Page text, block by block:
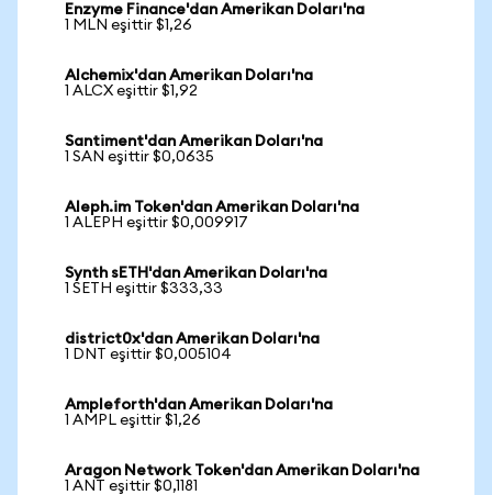
Enzyme Finance'dan Amerikan Doları'na
1 MLN eşittir $1,26
Alchemix'dan Amerikan Doları'na
1 ALCX eşittir $1,92
Santiment'dan Amerikan Doları'na
1 SAN eşittir $0,0635
Aleph.im Token'dan Amerikan Doları'na
1 ALEPH eşittir $0,009917
Synth sETH'dan Amerikan Doları'na
1 SETH eşittir $333,33
district0x'dan Amerikan Doları'na
1 DNT eşittir $0,005104
Ampleforth'dan Amerikan Doları'na
1 AMPL eşittir $1,26
Aragon Network Token'dan Amerikan Doları'na
1 ANT eşittir $0,1181